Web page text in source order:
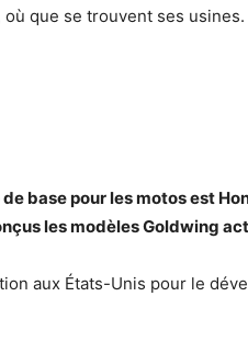
que se trouvent ses usines.
base pour les motos est
les modèles Goldwing
aux États-Unis pour le